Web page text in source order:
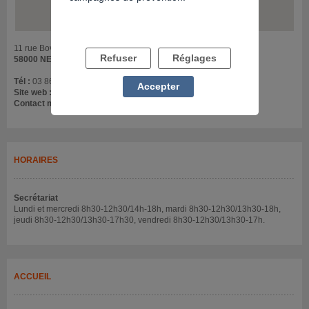
11 rue Bovet
58000 NEVERS
Tél : 03 86 61 56 89
Site web :
Contact mail :
HORAIRES
Secrétariat
Lundi et mercredi 8h30-12h30/14h-18h, mardi 8h30-12h30/13h30-18h,
jeudi 8h30-12h30/13h30-17h30, vendredi 8h30-12h30/13h30-17h.
ACCUEIL
Refuser Réglages
Accepter